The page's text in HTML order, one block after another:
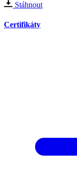
Stáhnout
Certifikáty